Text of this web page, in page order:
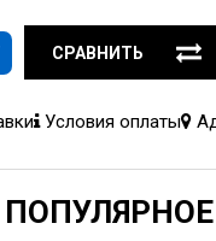
СРАВНИТЬ
Условия оплаты
ПОПУЛЯРНОЕ